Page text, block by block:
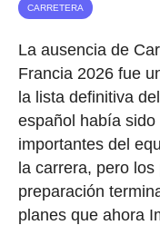
CARRETERA
La ausencia de
Francia 2026 fue
la lista definitiva
español había
importantes del
la carrera, pero
preparación
planes que ahora